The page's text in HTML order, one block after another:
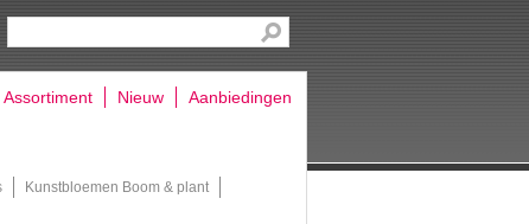
Assortiment Nieuw Aanbiedingen
Kunstbloemen Boom & plant